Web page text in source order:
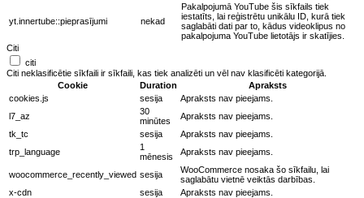
yt.innertube::pieprasījumi nekad
Pakalpojumā YouTube šis sīkfails tiek
iestatīts, lai reģistrētu unikālu ID, kurā tiek
saglabāti dati par to, kādus videoklipus no
pakalpojuma YouTube lietotājs ir skatījies.
Citi
citi
Citi neklasificētie sīkfaili ir sīkfaili, kas tiek analizēti un vēl nav klasificēti kategorijā.
Cookie
Duration
Apraksts
cookies.js
sesija
Apraksts nav pieejams.
l7_az
30
minūtes
Apraksts nav pieejams.
tk_tc
sesija
Apraksts nav pieejams.
trp_language
1
mēnesis
Apraksts nav pieejams.
woocommerce_recently_viewed sesija
WooCommerce nosaka šo sīkfailu, lai
saglabātu vietnē veiktās darbības.
x-cdn
sesija
Apraksts nav pieejams.